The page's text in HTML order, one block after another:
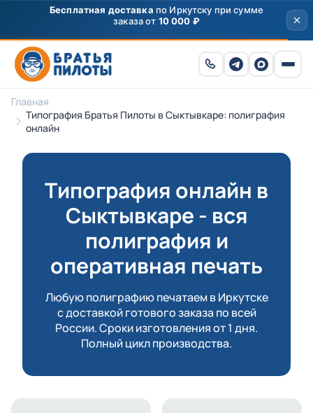
Главная
Типография Братья Пилоты в Сыктывкаре: полиграфия
онлайн
Типография онлайн в
Сыктывкаре - вся
полиграфия и
оперативная печать
Любую полиграфию печатаем в Иркутске
с доставкой готового заказа по всей
России. Сроки изготовления от 1 дня.
Полный цикл производства.